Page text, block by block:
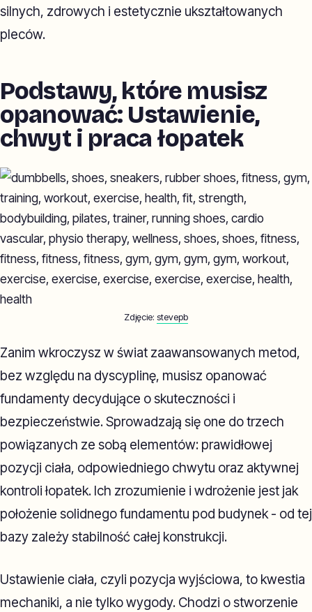
silnych, zdrowych i estetycznie ukształtowanych
pleców.
Podstawy, które musisz
opanować: Ustawienie,
chwyt i praca łopatek
Zdjęcie: stevepb
Zanim wkroczysz w świat zaawansowanych metod,
bez względu na dyscyplinę, musisz opanować
fundamenty decydujące o skuteczności i
bezpieczeństwie. Sprowadzają się one do trzech
powiązanych ze sobą elementów: prawidłowej
pozycji ciała, odpowiedniego chwytu oraz aktywnej
kontroli łopatek. Ich zrozumienie i wdrożenie jest jak
położenie solidnego fundamentu pod budynek - od tej
bazy zależy stabilność całej konstrukcji.
Ustawienie ciała, czyli pozycja wyjściowa, to kwestia
mechaniki, a nie tylko wygody. Chodzi o stworzenie